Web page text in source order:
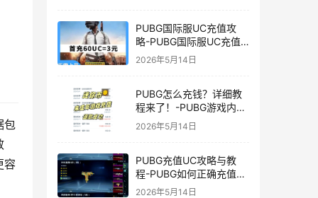
包
容
PUBG国际服UC充值攻
略-PUBG国际服UC充值
方法及注意事项
2026年5月14日
PUBG怎么充钱？详细教
程来了！-PUBG游戏内购
买充值方法及注意事项
2026年5月14日
PUBG充值UC攻略与教
程-PUBG如何正确充值
UC获取游戏内货币
2026年5月14日